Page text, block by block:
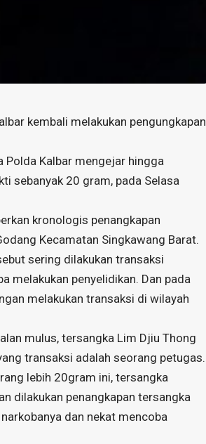
kembali melakukan pengungkapan
Polda Kalbar mengejar hingga
sebanyak 20 gram, pada Selasa
kronologis penangkapan
Kecamatan Singkawang Barat.
sering dilakukan transaksi
melakukan penyelidikan. Dan pada
melakukan transaksi di wilayah
mulus, tersangka Lim Djiu Thong
transaksi adalah seorang petugas.
lebih 20gram ini, tersangka
dilakukan penangkapan tersangka
dan nekat mencoba